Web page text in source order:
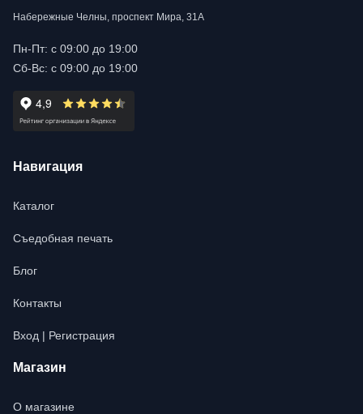
Набережные Челны, проспект Мира, 31А
Пн-Пт: с 09:00 до 19:00
Сб-Вс: с 09:00 до 19:00
Навигация
Каталог
Съедобная печать
Блог
Контакты
Вход | Регистрация
Магазин
О магазине